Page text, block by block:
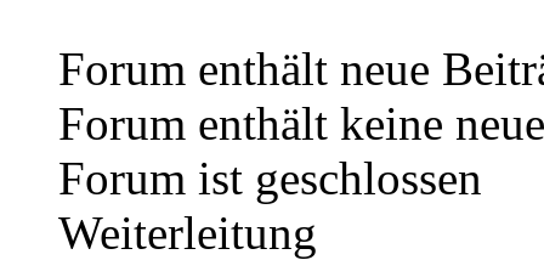
Forum enthält neue
Forum enthält keine
Forum ist geschlossen
Weiterleitung